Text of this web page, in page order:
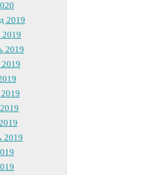
2019
2019
2019
2019